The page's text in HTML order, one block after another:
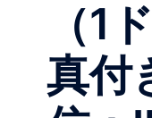
（1
真付